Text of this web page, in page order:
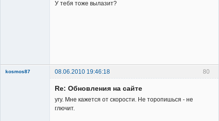
У тебя тоже вылазит?
80
kosmos87 08.06.2010 19:46:18
Re: Обновления на сайте
угу. Мне кажется от скорости. Не торопишься - не
глючит.